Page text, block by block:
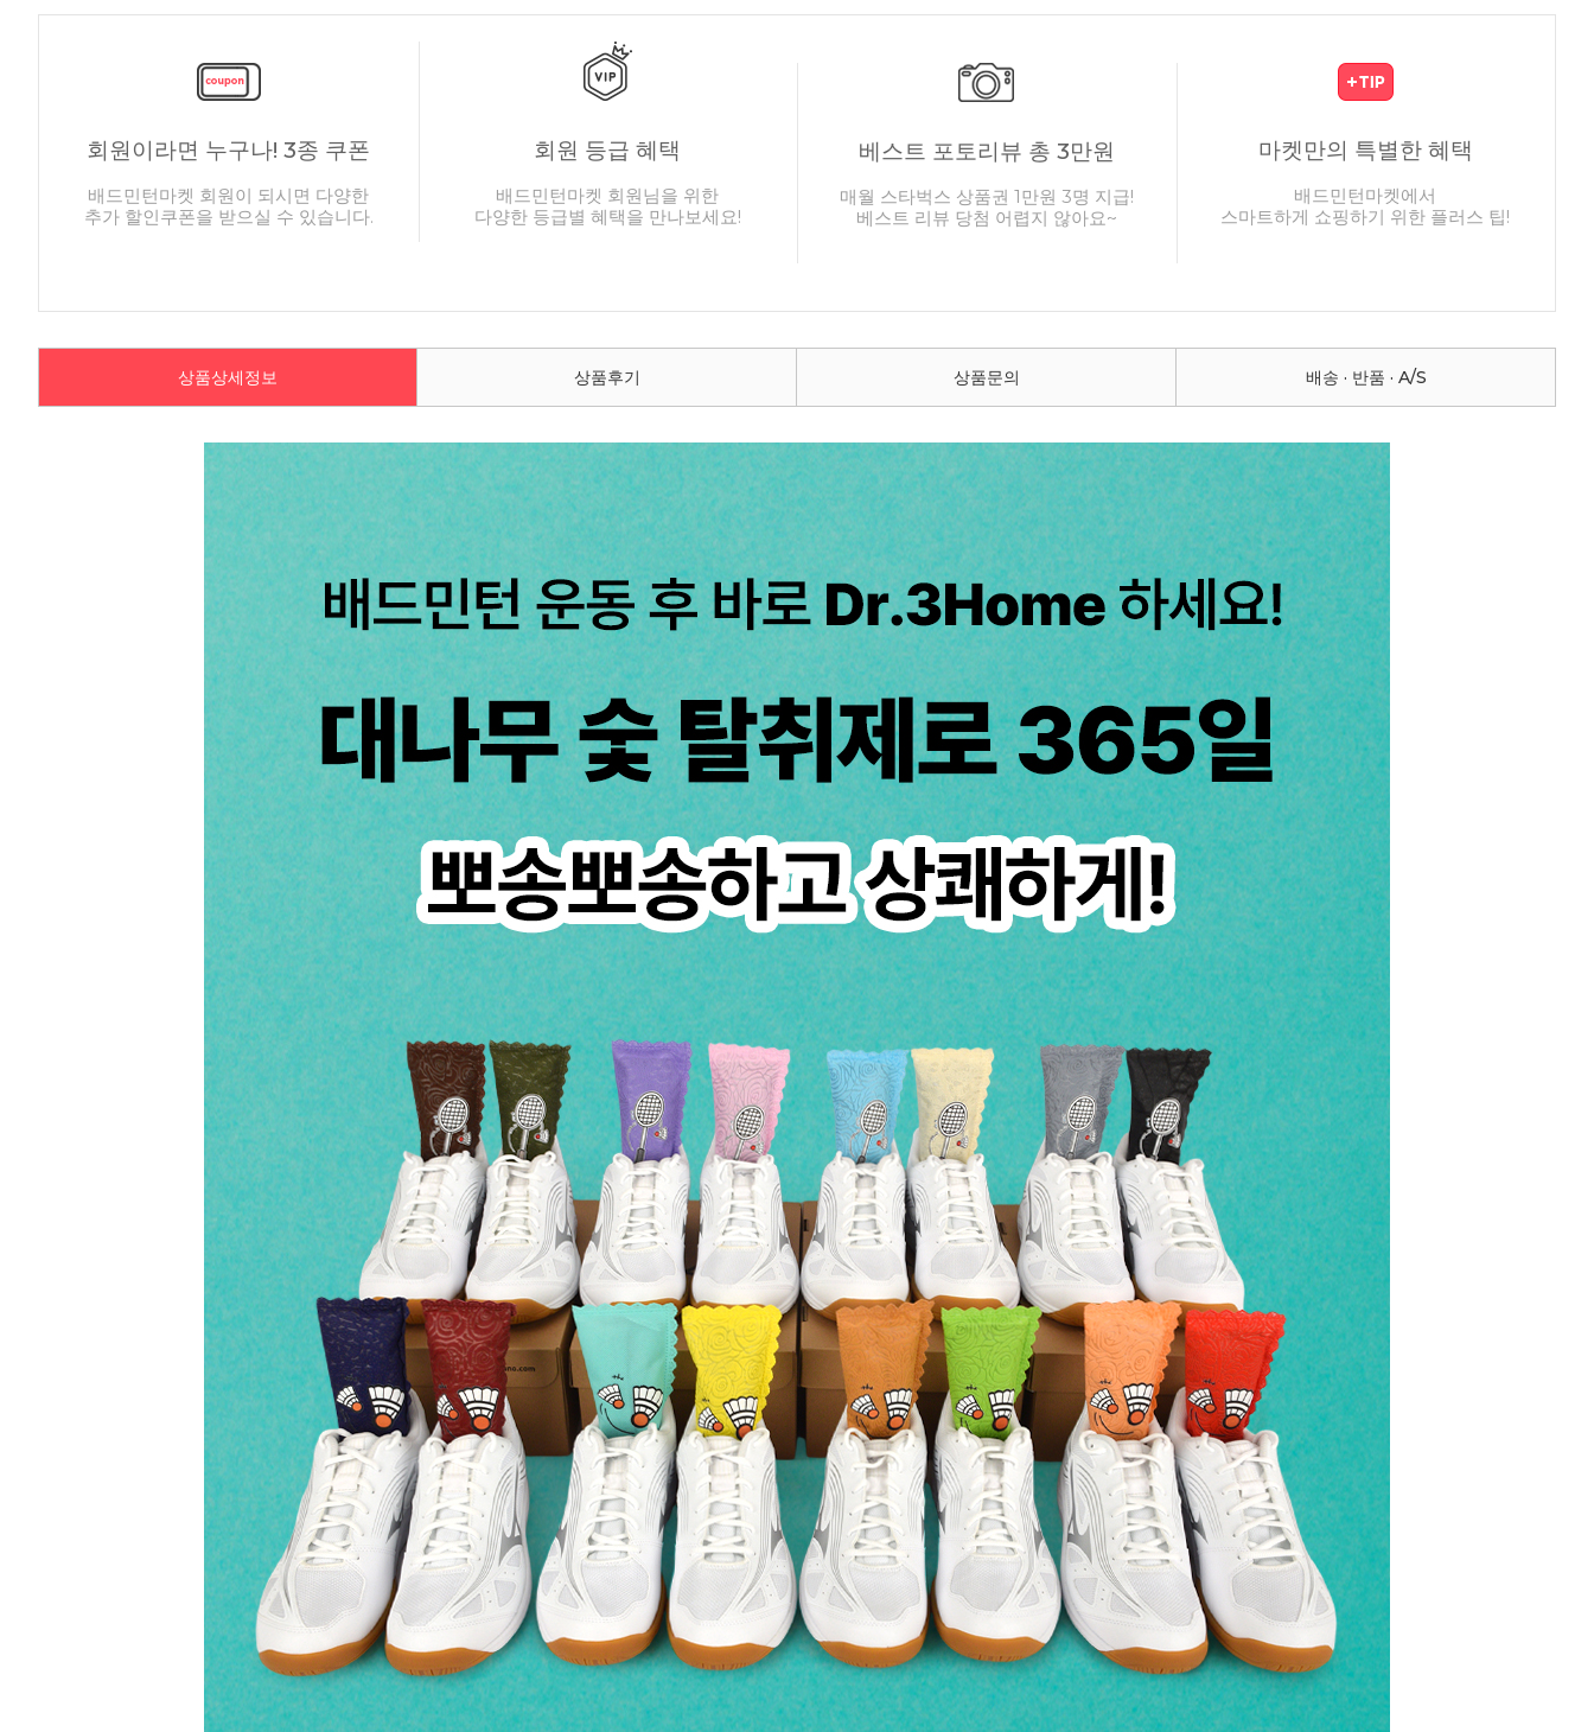
회원이라면 누구나! 3종 쿠폰
배드민턴마켓 회원이 되시면 다양한
추가 할인쿠폰을 받으실 수 있습니다.
회원 등급 혜택
배드민턴마켓 회원님을 위한
다양한 등급별 혜택을 만나보세요!
베스트 포토리뷰 총 3만원
매월 스타벅스 상품권 1만원 3명 지급!
베스트 리뷰 당첨 어렵지 않아요~
마켓만의 특별한 혜택
배드민턴마켓에서
스마트하게 쇼핑하기 위한 플러스 팁!
상품상세정보 상품후기 상품문의 배송 · 반품 · A/S